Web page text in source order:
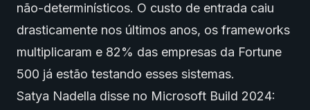
não-determinísticos. O custo de entrada caiu
drasticamente nos últimos anos, os frameworks
multiplicaram e 82% das empresas da Fortune
500 já estão testando esses sistemas.
Satya Nadella disse no Microsoft Build 2024: